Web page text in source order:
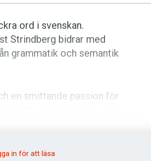
ord i svenskan.
Strindberg bidrar med
grammatik och semantik
en smittande passion för
in för att läsa